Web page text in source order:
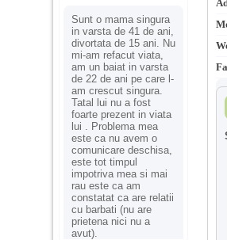
Sunt o mama singura
in varsta de 41 de ani,
divortata de 15 ani. Nu
mi-am refacut viata,
am un baiat in varsta
de 22 de ani pe care l-
am crescut singura.
Tatal lui nu a fost
foarte prezent in viata
lui . Problema mea
este ca nu avem o
comunicare deschisa,
este tot timpul
impotriva mea si mai
rau este ca am
constatat ca are relatii
cu barbati (nu are
prietena nici nu a
avut).